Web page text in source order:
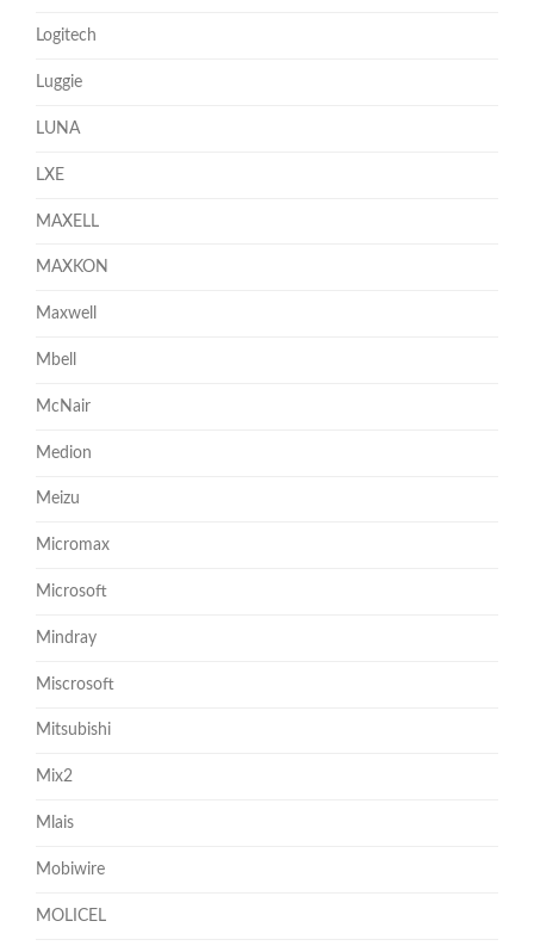
Logitech
Luggie
LUNA
LXE
MAXELL
MAXKON
Maxwell
Mbell
McNair
Medion
Meizu
Micromax
Microsoft
Mindray
Miscrosoft
Mitsubishi
Mix2
Mlais
Mobiwire
MOLICEL